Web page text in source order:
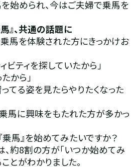
始められ、今はご夫婦で乗馬を
』、共通の話題に
馬を体験された方にきっかけお
ビティを探していたから」
から」
てる姿を見たらやりたくなった
馬に興味をもたれた方が多かっ
馬』を始めてみたいですか？
、約8割の方が「いつか始めてみ
とがわかりました。